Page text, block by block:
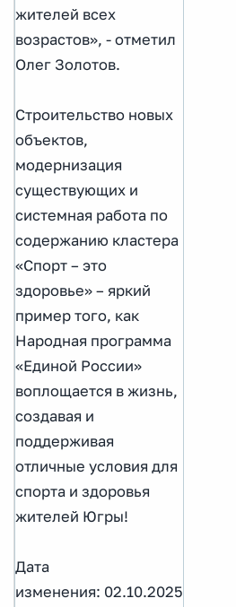
жителей всех
возрастов», - отметил
Олег Золотов.
Строительство новых
объектов,
модернизация
существующих и
системная работа по
содержанию кластера
«Спорт – это
здоровье» – яркий
пример того, как
Народная программа
«Единой России»
воплощается в жизнь,
создавая и
поддерживая
отличные условия для
спорта и здоровья
жителей Югры!
Дата
изменения: 02.10.2025